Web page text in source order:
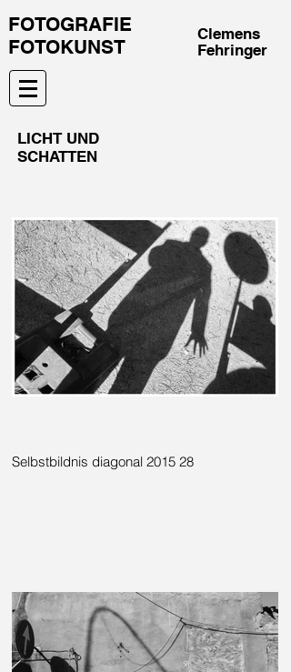
Clemens
Fehringer
FOTOGRAFIE
FOTOKUNST
LICHT UND
SCHATTEN
Selbstbildnis diagonal 2015 28